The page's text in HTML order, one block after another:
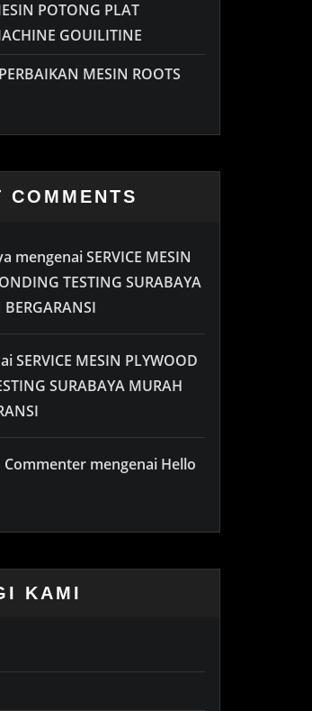
POTONG PLAT
GOUILITINE
MESIN ROOTS
COMMENTS
mengenaiSERVICE MESIN
TESTING SURABAYA
SERVICE MESIN PLYWOOD
SURABAYA MURAH
Commenter mengenai Hello
KAMI